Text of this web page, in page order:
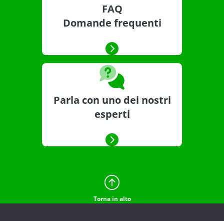
FAQ
Domande frequenti
Parla con uno dei nostri
esperti
Torna in alto